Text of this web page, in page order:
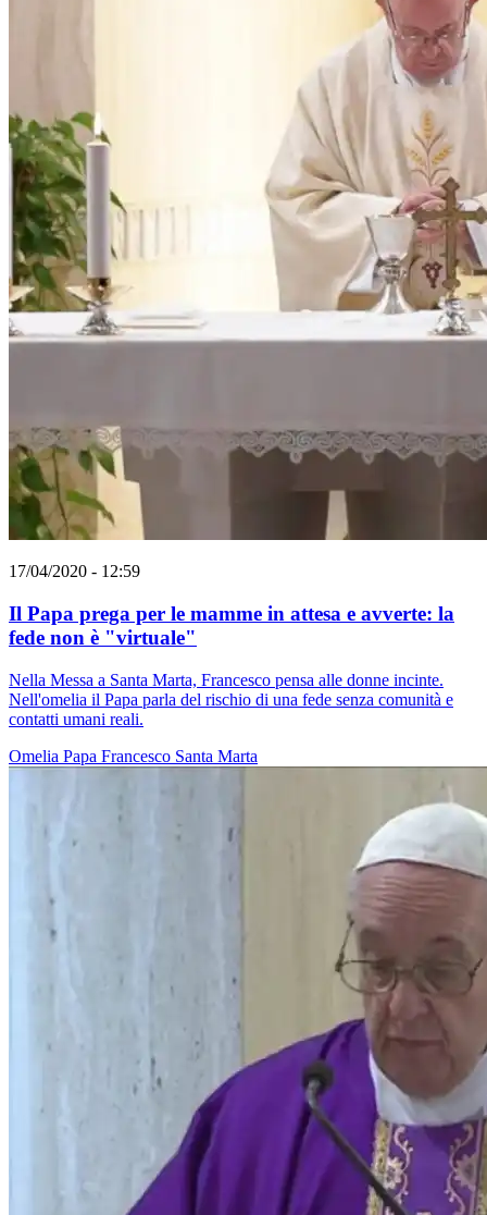
17/04/2020 - 12:59
Il Papa prega per le mamme in attesa e avverte: la
fede non è "virtuale"
Nella Messa a Santa Marta, Francesco pensa alle donne incinte.
Nell'omelia il Papa parla del rischio di una fede senza comunità e
contatti umani reali.
Omelia Papa Francesco Santa Marta